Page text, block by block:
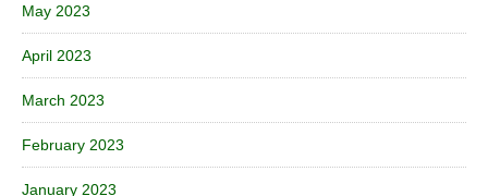
May 2023
April 2023
March 2023
February 2023
January 2023